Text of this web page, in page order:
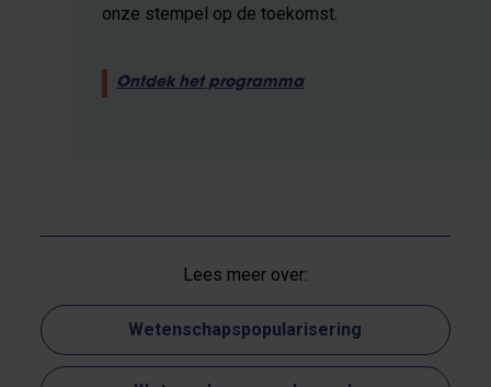
onze stempel op de toekomst.
Ontdek het programma
Lees meer over:
Wetenschapspopularisering